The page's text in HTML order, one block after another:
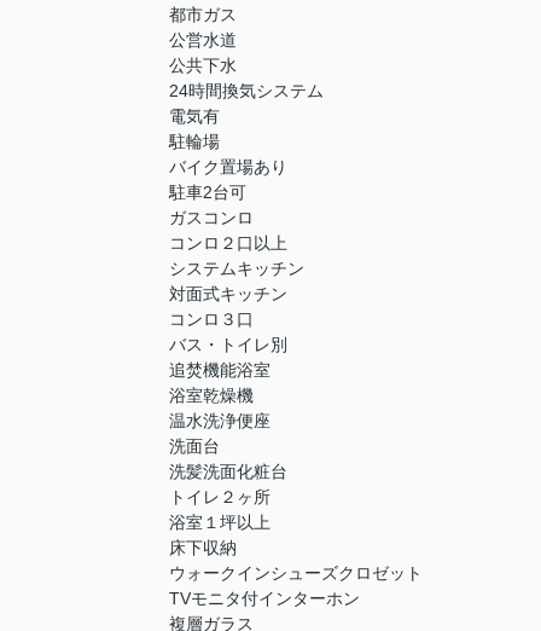
都市ガス
公営水道
公共下水
24時間換気システム
電気有
駐輪場
バイク置場あり
駐車2台可
ガスコンロ
コンロ２口以上
システムキッチン
対面式キッチン
コンロ３口
バス・トイレ別
追焚機能浴室
浴室乾燥機
温水洗浄便座
洗面台
洗髪洗面化粧台
トイレ２ヶ所
浴室１坪以上
床下収納
ウォークインシューズクロゼット
TVモニタ付インターホン
複層ガラス